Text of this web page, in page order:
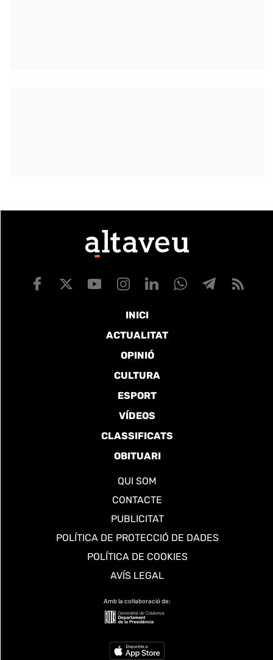
INICI
ACTUALITAT
OPINIÓ
CULTURA
ESPORT
VÍDEOS
CLASSIFICATS
OBITUARI
QUI SOM
CONTACTE
PUBLICITAT
POLÍTICA DE PROTECCIÓ DE DADES
POLÍTICA DE COOKIES
AVÍS LEGAL
Amb la col·laboració de: